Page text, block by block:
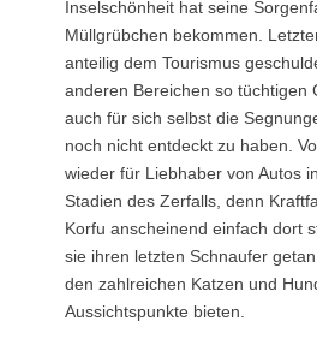
Inselschönheit hat seine
Müllgrübchen bekommen.
anteilig dem Tourismus
anderen Bereichen so tüchtigen
auch für sich selbst die
noch nicht entdeckt zu haben.
wieder für Liebhaber von Autos
Stadien des Zerfalls, denn
Korfu anscheinend einfach dort
sie ihren letzten Schnaufer
den zahlreichen Katzen und
Aussichtspunkte bieten.